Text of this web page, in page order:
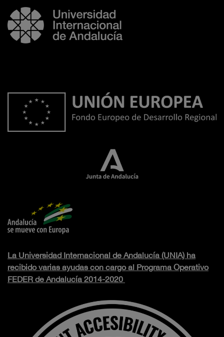
La Universidad Internacional de Andalucía (UNIA) ha
recibido varias ayudas con cargo al Programa Operativo
FEDER de Andalucía 2014-2020